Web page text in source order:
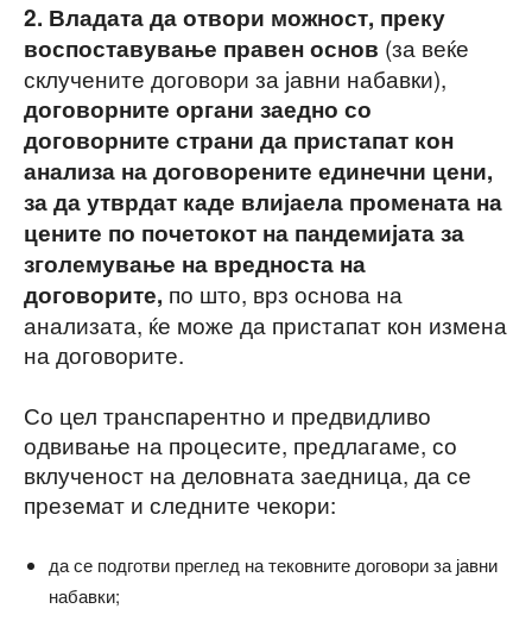
2. Владата да отвори можност, преку
воспоставување правен основ (за веќе
склучените договори за јавни набавки),
договорните органи заедно со
договорните страни да пристапат кон
анализа на договорените единечни цени,
за да утврдат каде влијаела промената на
цените по почетокот на пандемијата за
зголемување на вредноста на
договорите, по што, врз основа на
анализата, ќе може да пристапат кон измена
на договорите.
Со цел транспарентно и предвидливо
одвивање на процесите, предлагаме, со
вклученост на деловната заедница, да се
преземат и следните чекори:
да се подготви преглед на тековните договори за јавни
набавки;